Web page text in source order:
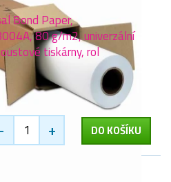
Bond Paper,
80 g/m2, univerzální
tiskárny, rol
- + DO KOŠÍKU